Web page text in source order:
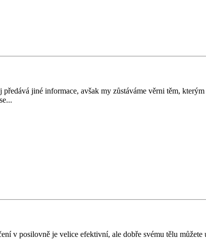
jiné informace, avšak my zůstáváme věrni těm,
v posilovně je velice efektivní, ale dobře svému tělu